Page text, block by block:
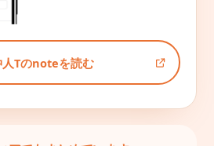
人Tのnoteを読む